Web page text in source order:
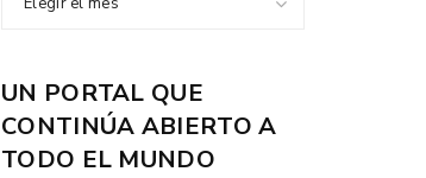
UN PORTAL QUE
CONTINÚA ABIERTO A
TODO EL MUNDO